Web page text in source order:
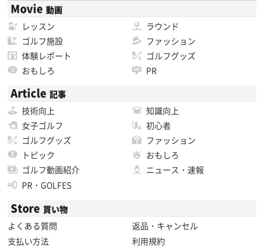
Movie 動画
レッスン
ラウンド
ゴルフ施設
ファッション
体験レポート
ゴルフグッズ
おもしろ
PR
Article 記事
技術向上
知識向上
女子ゴルフ
初心者
ゴルフグッズ
ファッション
トピック
おもしろ
ゴルフ動画紹介
ニュース・速報
PR・GOLFES
Store 買い物
よくある質問
返品・キャンセル
支払い方法
利用規約